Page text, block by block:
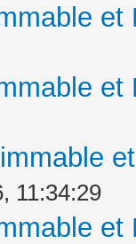
11:34:29